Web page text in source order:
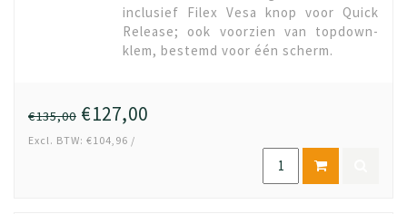
inclusief Filex Vesa knop voor Quick
Release; ook voorzien van topdown-
klem, bestemd voor één scherm.
€135,00 €127,00
Excl. BTW: €104,96 /